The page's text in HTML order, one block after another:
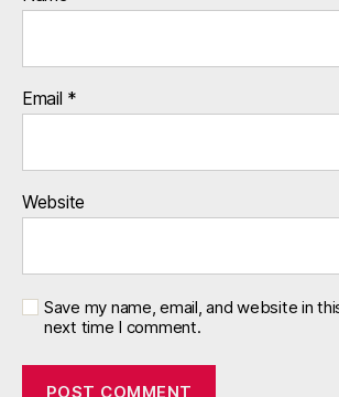
Email *
Website
Save my name, email, and website in
next time I comment.